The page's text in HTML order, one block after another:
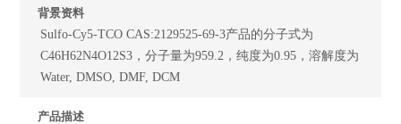
背景资料
Sulfo-Cy5-TCO CAS:2129525-69-3产品的分子式为
C46H62N4O12S3，分子量为959.2，纯度为0.95，溶解度为
Water, DMSO, DMF, DCM
产品描述